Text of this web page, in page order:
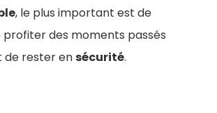
, le plus important est de
profiter des moments passés
de rester ensécurité.